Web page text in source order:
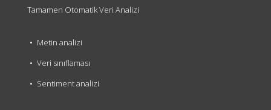
Tamamen Otomatik Veri Analizi
Metin analizi
Veri sınıflaması
Sentiment analizi